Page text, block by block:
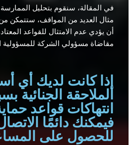
في المقالة، سنقوم بتحليل
مثال العديد من المواقف، ستتمكن
أن يؤدي عدم الامتثال للقواعد
مقاضاة مسؤولي الشركة للمسؤولية
إذا كانت لديك أي
الملاحقة الجنائية
انتهاكات قواعد
فيمكنك دائمًا
للحصول على